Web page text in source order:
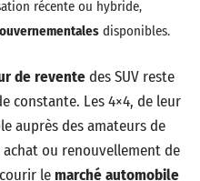
récente ou hybride,
disponibles.
de reventedes SUV reste
constante. Les 4×4, de leur
auprès des amateurs de
ou renouvellement de
lemarché automobile